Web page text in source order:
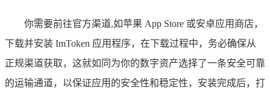
你需要前往官方渠道,如苹果 App Store 或安卓应用商店，
下载并安装 ImToken 应用程序，在下载过程中，务必确保从
正规渠道获取，这就如同为你的数字资产选择了一条安全可靠
的运输通道，以保证应用的安全性和稳定性，安装完成后，打